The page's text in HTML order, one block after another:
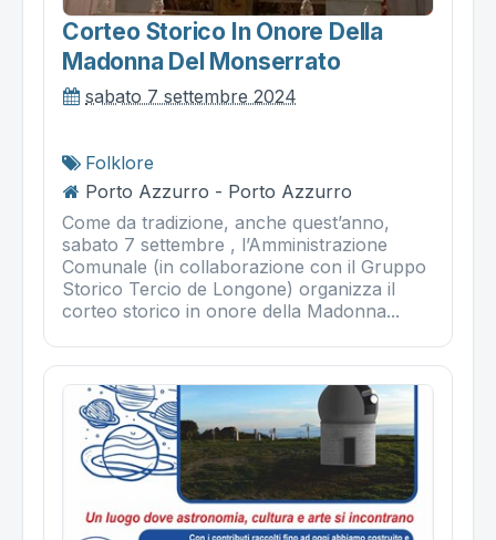
Corteo Storico In Onore Della
Madonna Del Monserrato
sabato 7 settembre 2024
Folklore
Porto Azzurro - Porto Azzurro
Come da tradizione, anche quest’anno,
sabato 7 settembre , l’Amministrazione
Comunale (in collaborazione con il Gruppo
Storico Tercio de Longone) organizza il
corteo storico in onore della Madonna...